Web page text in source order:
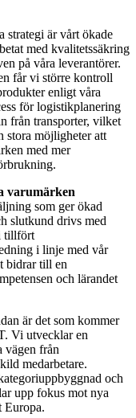
strategi är vårt ökade
med kvalitetssäkring
på våra leverantörer.
får vi större kontroll
enligt våra
för logistikplanering
från transporter, vilket
stora möjligheter att
med mer
varumärken
som ger ökad
slutkund drivs med
tillfört
i linje med vår
bidrar till en
och lärandet
är det som kommer
Vi utvecklar en
vägen från
medarbetare.
och
upp fokus mot nya
Europa.